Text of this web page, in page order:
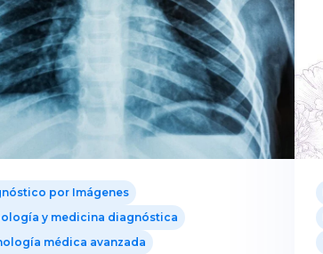
por Imágenes
y medicina diagnóstica
médica avanzada